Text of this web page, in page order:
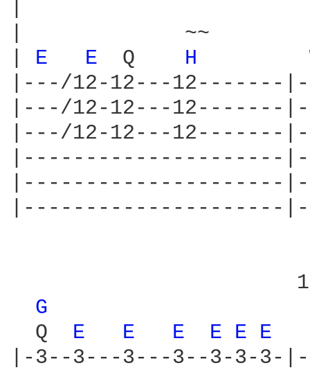
|             ~~
E E Q H
|---/12-12---
|---/12-12---
|---/12-12---
|---------------------
|---------------------
|---------------------
G
  Q
E E E E E E
|-3--3---3---3--3-3-3-